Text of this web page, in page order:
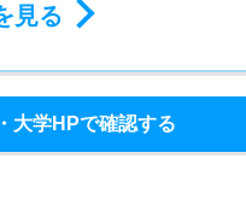
見る
大学HPで確認する